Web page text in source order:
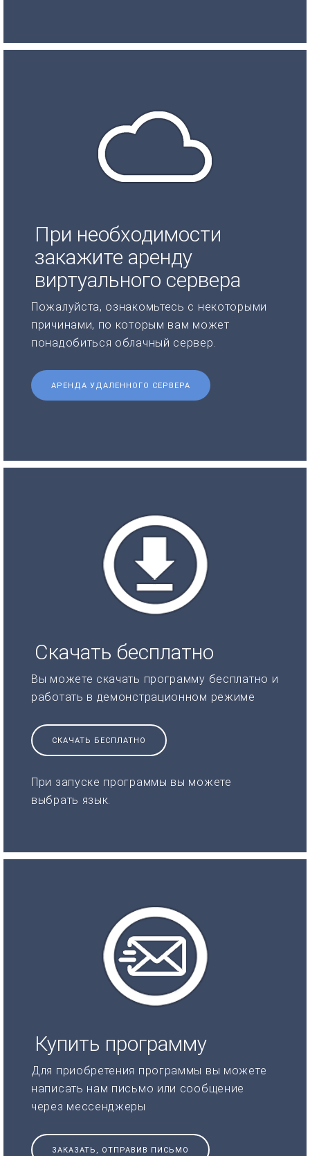
При необходимости
закажите аренду
виртуального сервера
Пожалуйста, ознакомьтесь с некоторыми
причинами, по которым вам может
понадобиться облачный сервер.
АРЕНДА УДАЛЕННОГО СЕРВЕРА
Скачать бесплатно
Вы можете скачать программу бесплатно и
работать в демонстрационном режиме
СКАЧАТЬ БЕСПЛАТНО
При запуске программы вы можете
выбрать язык.
Купить программу
Для приобретения программы вы можете
написать нам письмо или сообщение
через мессенджеры
ЗАКАЗАТЬ, ОТПРАВИВ ПИСЬМО